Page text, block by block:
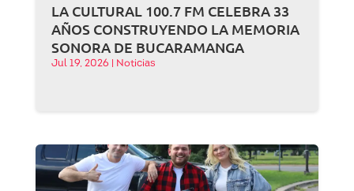
LA CULTURAL 100.7 FM CELEBRA 33
AÑOS CONSTRUYENDO LA MEMORIA
SONORA DE BUCARAMANGA
Jul 19, 2026 Noticias